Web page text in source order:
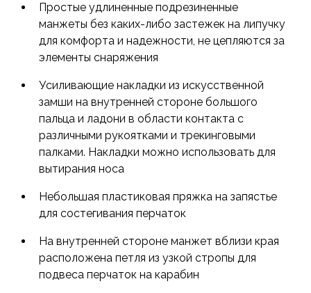
Простые удлиненные подрезиненные
манжеты без каких-либо застежек на липучку
для комфорта и надежности, не цепляются за
элементы снаряжения
Усиливающие накладки из искусственной
замши на внутренней стороне большого
пальца и ладони в области контакта с
различными рукоятками и трекинговыми
палками. Накладки можно использовать для
вытирания носа
Небольшая пластиковая пряжка на запястье
для состегивания перчаток
На внутренней стороне манжет вблизи края
расположена петля из узкой стропы для
подвеса перчаток на карабин